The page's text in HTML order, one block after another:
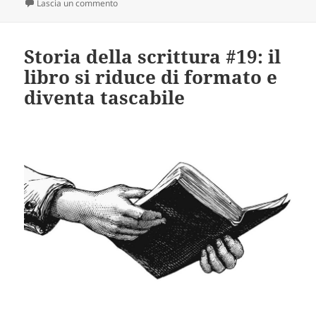
Lascia un commento
Storia della scrittura #19: il
libro si riduce di formato e
diventa tascabile